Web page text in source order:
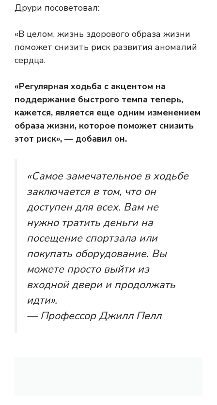
Друри посоветовал:
«В целом, жизнь здорового образа жизни
поможет снизить риск развития аномалий
сердца.
«Регулярная ходьба с акцентом на
поддержание быстрого темпа теперь,
кажется, является еще одним изменением
образа жизни, которое поможет снизить
этот риск», — добавил он.
«Самое замечательное в ходьбе
заключается в том, что он
доступен для всех. Вам не
нужно тратить деньги на
посещение спортзала или
покупать оборудование. Вы
можете просто выйти из
входной двери и продолжать
идти».
— Профессор Джилл Пелл